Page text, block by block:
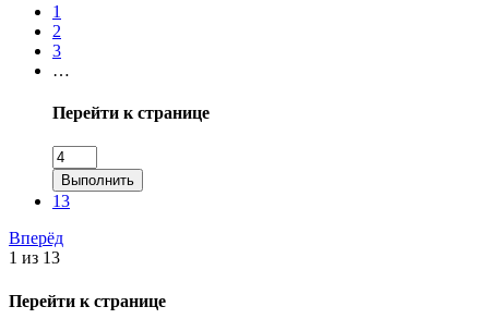
1
2
3
…
Перейти к странице
Выполнить
13
Вперёд
1 из 13
Перейти к странице